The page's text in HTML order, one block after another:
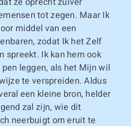
tot zegen. Maar Ik
middel van een
zodat Ik het Zelf
spreekt. Ik kan hem ook
leggen, als het Mijn wil
te verspreiden. Aldus
een kleine bron, helder
zal zijn, wie dit
neerbuigt om eruit te